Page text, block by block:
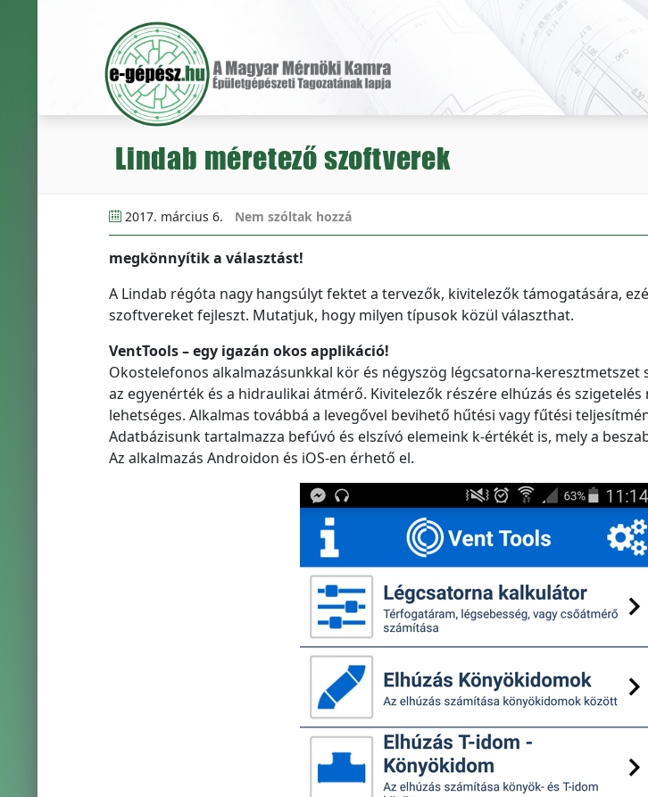
Lindab méretező szoftverek
2017. március 6. Nem szóltak hozzá
megkönnyítik a választást!
A Lindab régóta nagy hangsúlyt fektet a tervezők, kivitelezők támogatására,
szoftvereket fejleszt. Mutatjuk, hogy milyen típusok közül választhat.
VentTools – egy igazán okos applikáció!
Okostelefonos alkalmazásunkkal kör és négyszög légcsatorna-
az egyenérték és a hidraulikai átmérő. Kivitelezők részére elhúzás és
lehetséges. Alkalmas továbbá a levegővel bevihető hűtési vagy fűtési
Adatbázisunk tartalmazza befúvó és elszívó elemeink k-értékét is, mely a
Az alkalmazás Androidon és iOS-en érhető el.